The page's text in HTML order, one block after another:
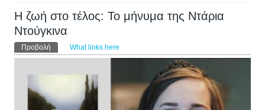
Η ζωή στο τέλος: Το μήνυμα της Ντάρια
Ντούγκινα
Πρωτεύουσες καρτέλες
Προβολή (ενεργή καρτέλα)
What links here